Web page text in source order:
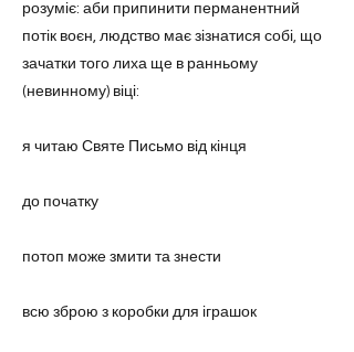
розуміє: аби припинити перманентний
потік воєн, людство має зізнатися собі, що
зачатки того лиха ще в ранньому
(невинному) віці:
я читаю Святе Письмо від кінця
до початку
потоп може змити та знести
всю зброю з коробки для іграшок